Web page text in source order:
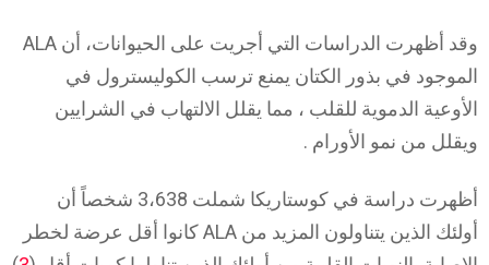
وقد أظهرت الدراسات التي أجريت على الحيوانات، أن ALA
الموجود في بذور الكتان يمنع ترسب الكوليسترول في
الأوعية الدموية للقلب ، مما يقلل الالتهاب في الشرايين
ويقلل من نمو الأورام .
أظهرت دراسة في كوستاريكا شملت 3،638 شخصاً أن
أولئك الذين يتناولون المزيد من ALA كانوا أقل عرضة لخطر